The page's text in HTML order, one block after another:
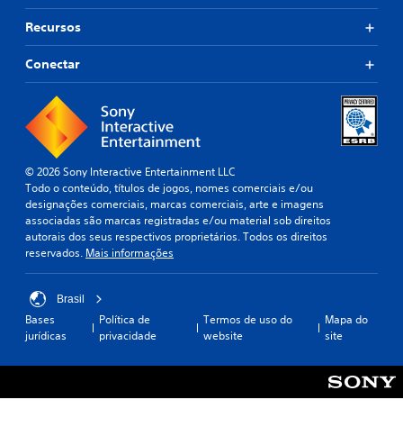
Recursos
Conectar
© 2026 Sony Interactive Entertainment LLC
Todo o conteúdo, títulos de jogos, nomes comerciais e/ou
designações comerciais, marcas comerciais, arte e imagens
associadas são marcas registradas e/ou material sob direitos
autorais dos seus respectivos proprietários. Todos os direitos
reservados. Mais informações
Brasil
Bases
jurídicas
Política de
privacidade
Termos de uso do
website
Mapa do
site